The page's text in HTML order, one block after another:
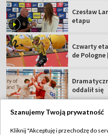
Czesław
etapu
Czwarty
de Pologne
oddalił się
Szanujemy Twoją prywatność
Kliknij "Akceptuję i przechodzę do